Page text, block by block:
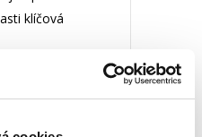
klíčová